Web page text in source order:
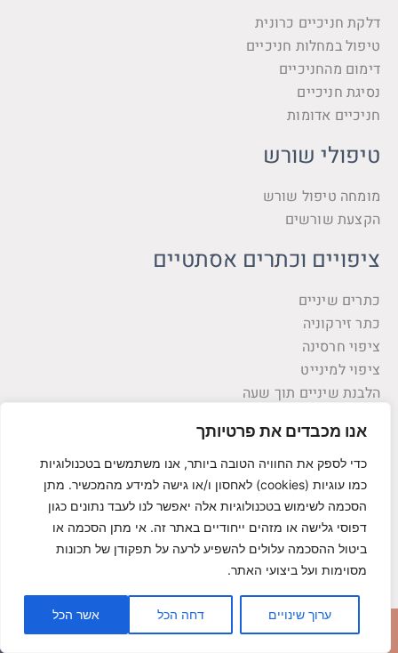
אנו מכבדים את פרטיותך
כדי לספק את החוויה הטובה ביותר, אנו משתמשים בטכנולוגיות
כמו עוגיות (cookies) לאחסון ו/או גישה למידע מהמכשיר. מתן
הסכמה לשימוש בטכנולוגיות אלה יאפשר לנו לעבד נתונים כגון
דפוסי גלישה או מזהים ייחודיים באתר זה. אי מתן הסכמה או
ביטול ההסכמה עלולים להשפיע לרעה על תפקודן של תכונות
מסוימות ועל ביצועי האתר.
ערוך שינויים דחה הכל אשר הכלהשתלות שיניים ושתלים דנטלים
יישור שיניים
גשר לשיניים
יישור שיניים ללא גשר
יישור שיניים למבוגרים
יישור שיניים שקוף
יישור שיניים פנימי
ציפויים וכתרים אסתטיים
כתרים שיניים
כתר זירקוניה
ציפוי חרסינה
ציפוי למינייט
הלבנת שיניים תוך שעה
טיפולי שורש
מומחה טיפול שורש
הקצעת שורשים
דלקת חניכיים כרונית
טיפול במחלות חניכיים
דימום מהחניכיים
נסיגת חניכיים
חניכיים אדומות
השאר פרטים חייג עכשיו